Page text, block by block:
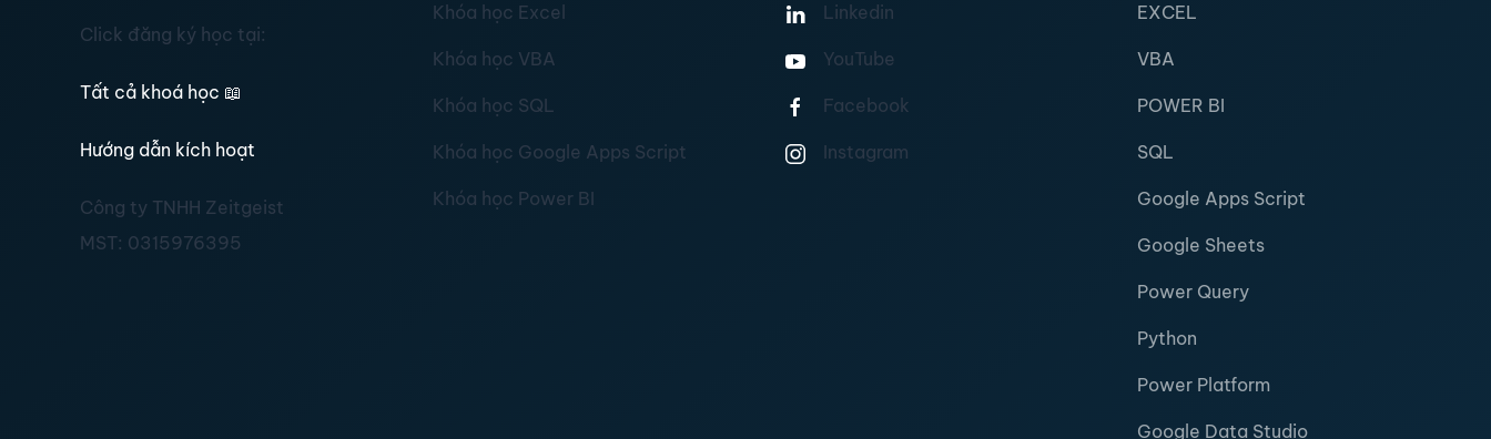
Click đăng ký học tại:
Tất cả khoá học 📖
Hướng dẫn kích hoạt
Công ty TNHH Zeitgeist
MST: 0315976395
Khóa học Excel
Khóa học VBA
Khóa học SQL
Khóa học Google Apps Script
Khóa học Power BI
Linkedin
YouTube
Facebook
Instagram
EXCEL
VBA
POWER BI
SQL
Google Apps Script
Google Sheets
Power Query
Python
Power Platform
Google Data Studio